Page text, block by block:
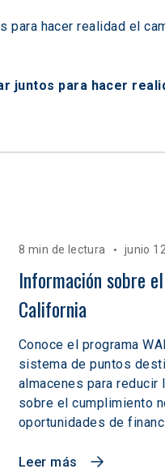
hacer realidad el
juntos para hacer
8 min de lectura junio
Información sobre
California
Conoce el programa
sistema de puntos
almacenes para
sobre el cumplimiento
oportunidades de
Leer más